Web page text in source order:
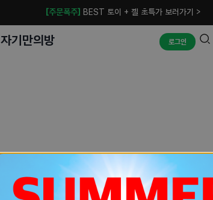
[주문폭주] BEST 토이 + 젤 초특가 보러가기 >
자기만의방 로그인